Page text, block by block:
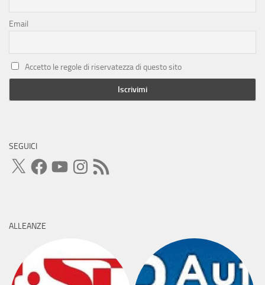
Email
Accetto le regole di riservatezza di questo sito
SEGUICI
X FacebookYouTubeInstagram
Feed
RSS
ALLEANZE